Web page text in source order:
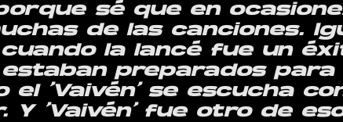
sé que en
de las canciones.
cuando la lancé fue un
preparados para
el ‘Vaivén’ se escucha
Y ‘Vaivén’ fue otro de